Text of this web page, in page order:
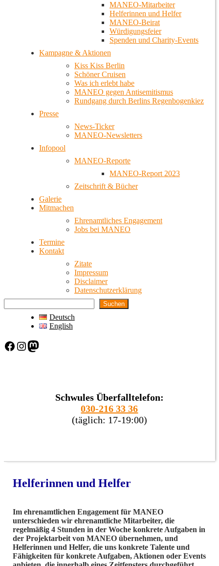
MANEO-Mitarbeiter
Helferinnen und Helfer
MANEO-Beirat
Würdigungsfeier
Spenden und Charity-Events
Kampagne & Aktionen
Kiss Kiss Berlin
Schöner Cruisen
Was ich erlebt habe
MANEO gegen Antisemitismus
Rundgang durch Berlins Regenbogenkiez
Presse
News-Ticker
MANEO-Newsletters
Infopool
MANEO-Reporte
MANEO-Report 2023
Zeitschrift & Bücher
Galerie
Mitmachen
Ehrenamtliches Engagement
Jobs bei MANEO
Termine
Kontakt
Zitate
Impressum
Disclaimer
Datenschutzerklärung
Suchen
Deutsch
English
Facebook Instagram Mastodon
Schwules Überfalltelefon:
030-216 33 36
(täglich: 17-19:00)
Helferinnen und Helfer
Im ehrenamtlichen Engagement für MANEO
unterschieden wir ehrenamtliche Mitarbeiter, die
regelmäßig 4 Stunden in der Woche konkrete Aufgaben in
der Projektarbeit von MANEO übernehmen, und
Helferinnen und Helfer, die uns konkrete Talente und
Fähigkeiten für konkrete Aufgaben, Aktionen oder Events